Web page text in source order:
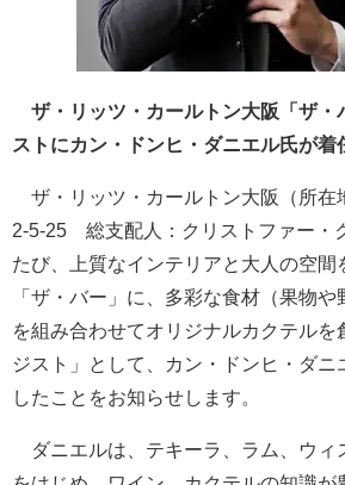
ザ・リッツ・カールトン大阪「ザ・
ストにカン・ドンヒ・ダニエル氏が着
ザ・リッツ・カールトン大阪（所在
2-5-25 総支配人：クリストファー・
たび、上質なインテリアと大人の空間
「ザ・バー」に、多彩な食材（果物や
を組み合わせてオリジナルカクテルを
ジスト」として、カン・ドンヒ・ダニ
したことをお知らせします。
ダニエルは、テキーラ、ラム、ウィ